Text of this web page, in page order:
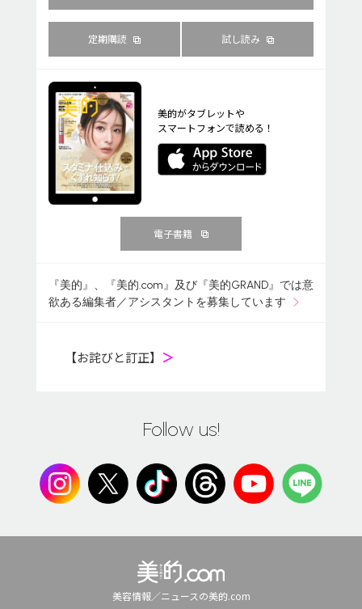
定期購読 試し読み
美的がタブレットや
スマートフォンで読める！
電子書籍
『美的』、『美的.com』及び『美的GRAND』では意
欲ある編集者／アシスタントを募集しています
【お詫びと訂正】 ＞
Follow us!
美容情報／ニュースの美的.com